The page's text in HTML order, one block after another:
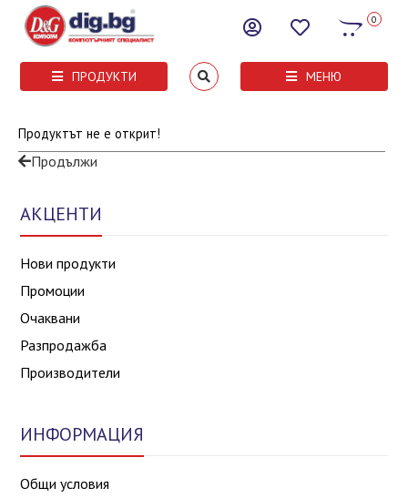
0
ПРОДУКТИ МЕНЮ
Продуктът не е открит!
Продължи
АКЦЕНТИ
Нови продукти
Промоции
Очаквани
Разпродажба
Производители
ИНФОРМАЦИЯ
Общи условия